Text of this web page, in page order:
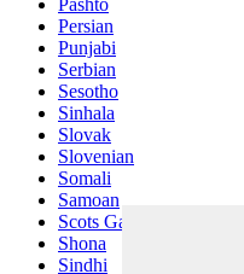
Pashto
Persian
Punjabi
Serbian
Sesotho
Sinhala
Slovak
Slovenian
Somali
Samoan
Scots Gaelic
Shona
Sindhi